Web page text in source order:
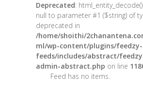
Deprecated:
null to parameter #1 ($string) of
deprecated in
/home/shoithi/
ml/wp-content/plugins/
feeds/includes/abstract/
admin-abstract.php on line
Feed has no items.